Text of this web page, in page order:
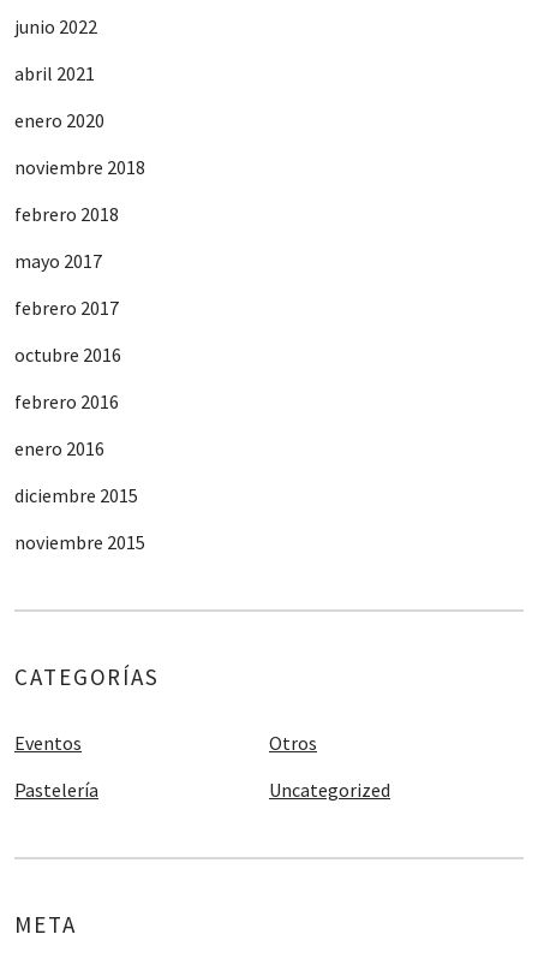
junio 2022
abril 2021
enero 2020
noviembre 2018
febrero 2018
mayo 2017
febrero 2017
octubre 2016
febrero 2016
enero 2016
diciembre 2015
noviembre 2015
CATEGORÍAS
Eventos
Otros
Pastelería
Uncategorized
META